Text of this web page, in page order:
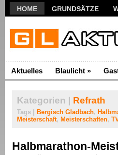
HOME GRUNDSÄTZE
Aktuelles Blaulicht »
Kategorien | Refrath
Tags | Bergisch Gladbach,
Meisterschaft, Meisterschaften,
Halbmarathon-